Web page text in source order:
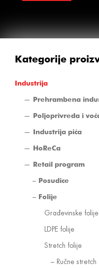
Kategorije
Industrija
Prehrambena
Poljoprivreda i
Industrija pića
HoReCa
Retail program
Posudice
Folije
Građevinske folije
LDPE folije
Stretch folije
Ručne